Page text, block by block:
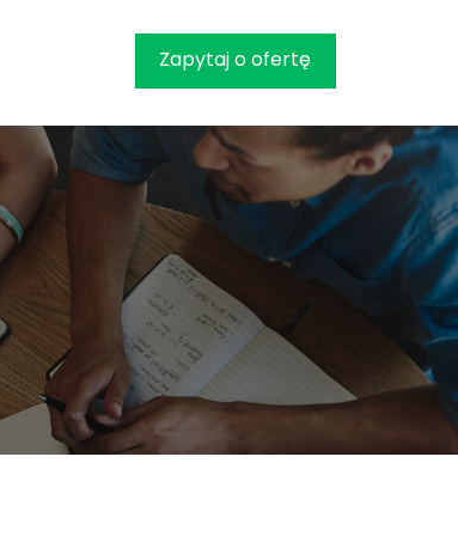
Zapytaj o ofertę